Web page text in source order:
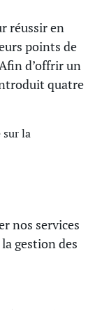
réussir en
points de
d’offrir un
quatre
sur la
nos services
gestion des